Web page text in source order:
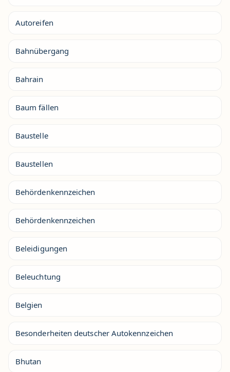
Autoreifen
Bahnübergang
Bahrain
Baum fällen
Baustelle
Baustellen
Behördenkennzeichen
Behördenkennzeichen
Beleidigungen
Beleuchtung
Belgien
Besonderheiten deutscher Autokennzeichen
Bhutan